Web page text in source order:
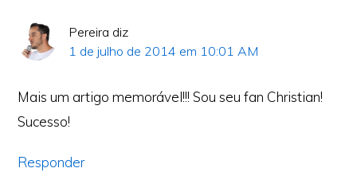
Pereira diz
1 de julho de 2014 em 10:01 AM
Mais um artigo memorável!!! Sou seu fan Christian!
Sucesso!
Responder